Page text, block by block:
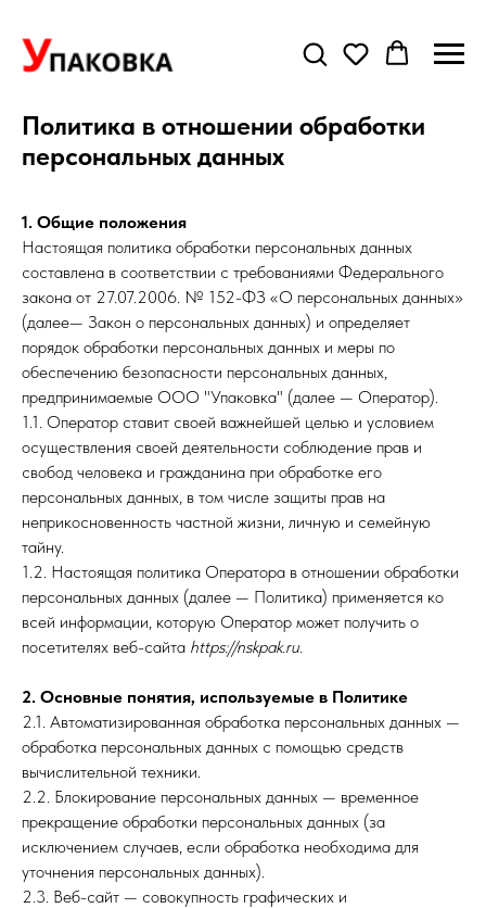
Политика в отношении обработки
персональных данных
1. Общие положения
Настоящая политика обработки персональных данных
составлена в соответствии с требованиями Федерального
закона от 27.07.2006. № 152-ФЗ «О персональных данных»
(далее— Закон о персональных данных) и определяет
порядок обработки персональных данных и меры по
обеспечению безопасности персональных данных,
предпринимаемые ООО "Упаковка" (далее — Оператор).
1.1. Оператор ставит своей важнейшей целью и условием
осуществления своей деятельности соблюдение прав и
свобод человека и гражданина при обработке его
персональных данных, в том числе защиты прав на
неприкосновенность частной жизни, личную и семейную
тайну.
1.2. Настоящая политика Оператора в отношении обработки
персональных данных (далее — Политика) применяется ко
всей информации, которую Оператор может получить о
посетителях веб-сайта https://nskpak.ru.
2. Основные понятия, используемые в Политике
2.1. Автоматизированная обработка персональных данных —
обработка персональных данных с помощью средств
вычислительной техники.
2.2. Блокирование персональных данных — временное
прекращение обработки персональных данных (за
исключением случаев, если обработка необходима для
уточнения персональных данных).
2.3. Веб-сайт — совокупность графических и